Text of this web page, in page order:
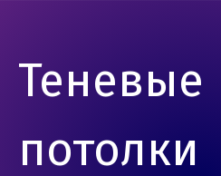
Теневые
потолки